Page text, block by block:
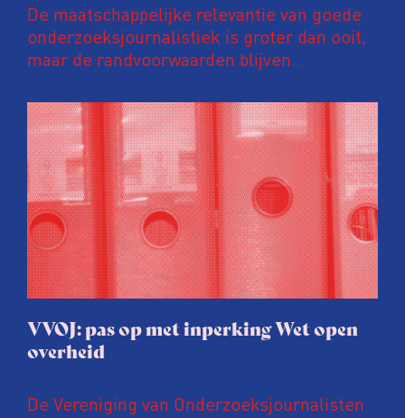
De maatschappelijke relevantie van goede
onderzoeksjournalistiek is groter dan ooit,
maar de randvoorwaarden blijven
Conferentie duiken we in De
ongemakkelijke werkelijkheid: een eerlijke
en urgente blik op de staat van ons vak.
VVOJ: pas op met inperking Wet open
overheid
De Vereniging van Onderzoeksjournalisten